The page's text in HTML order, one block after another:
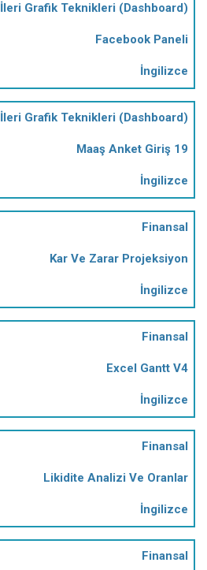
İleri Grafik Teknikleri (Dashboard)
Facebook Paneli
İngilizce
İleri Grafik Teknikleri (Dashboard)
Maaş Anket Giriş 19
İngilizce
Finansal
Kar Ve Zarar Projeksiyon
İngilizce
Finansal
Excel Gantt V4
İngilizce
Finansal
Likidite Analizi Ve Oranlar
İngilizce
Finansal